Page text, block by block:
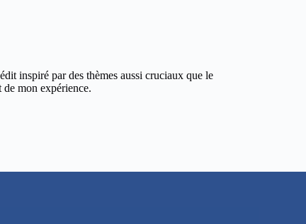
inspiré par des thèmes aussi cruciaux que le
mon expérience.